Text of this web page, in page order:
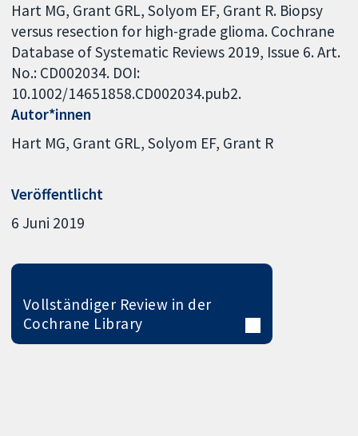
Hart MG, Grant GRL, Solyom EF, Grant R. Biopsy
versus resection for high-grade glioma. Cochrane
Database of Systematic Reviews 2019, Issue 6. Art.
No.: CD002034. DOI:
10.1002/14651858.CD002034.pub2.
Autor*innen
Hart MG Grant GRL Solyom EF Grant R
Veröffentlicht
6 Juni 2019
Vollständiger Review in der
Cochrane Library